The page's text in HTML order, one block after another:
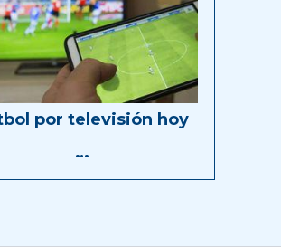
por televisión hoy
…